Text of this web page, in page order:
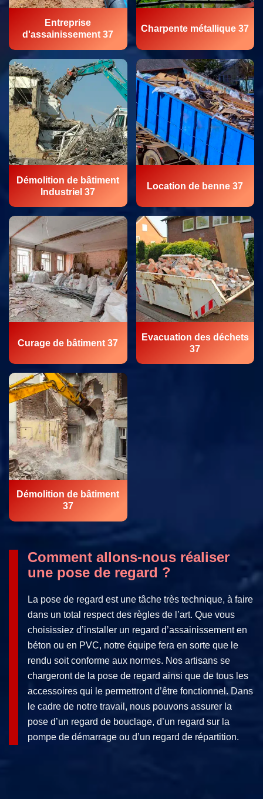
Entreprise
d'assainissement 37
Charpente métallique 37
Démolition de bâtiment
Industriel 37
Location de benne 37
Curage de bâtiment 37
Evacuation des déchets
37
Démolition de bâtiment
37
Comment allons-nous réaliser
une pose de regard ?
La pose de regard est une tâche très technique, à faire
dans un total respect des règles de l’art. Que vous
choisissiez d’installer un regard d’assainissement en
béton ou en PVC, notre équipe fera en sorte que le
rendu soit conforme aux normes. Nos artisans se
chargeront de la pose de regard ainsi que de tous les
accessoires qui le permettront d’être fonctionnel. Dans
le cadre de notre travail, nous pouvons assurer la
pose d’un regard de bouclage, d’un regard sur la
pompe de démarrage ou d’un regard de répartition.